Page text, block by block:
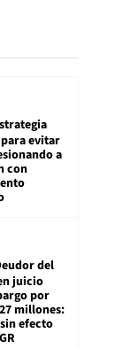
evitar
a
con
del
juicio
por
millones:
efecto